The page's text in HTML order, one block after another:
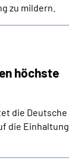
zu mildern.
höchste
die Deutsche
die Einhaltung